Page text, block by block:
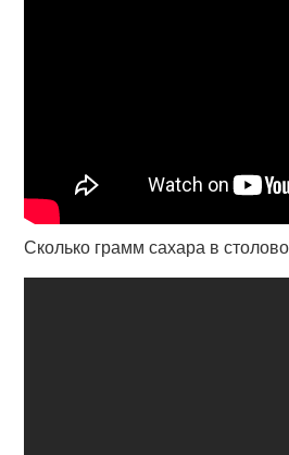
Сколько грамм сахара в